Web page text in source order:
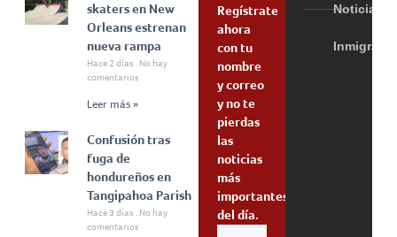
skaters en New
Orleans estrenan
nueva rampa
Hace 2 días
No hay
comentarios
Leer más »
Confusión tras
fuga de
hondureños en
Tangipahoa Parish
Hace 3 días
No hay
comentarios
Regístrate
ahora
con tu
nombre
y correo
y no te
pierdas
las
noticias
más
importantes
del día.
Noticias